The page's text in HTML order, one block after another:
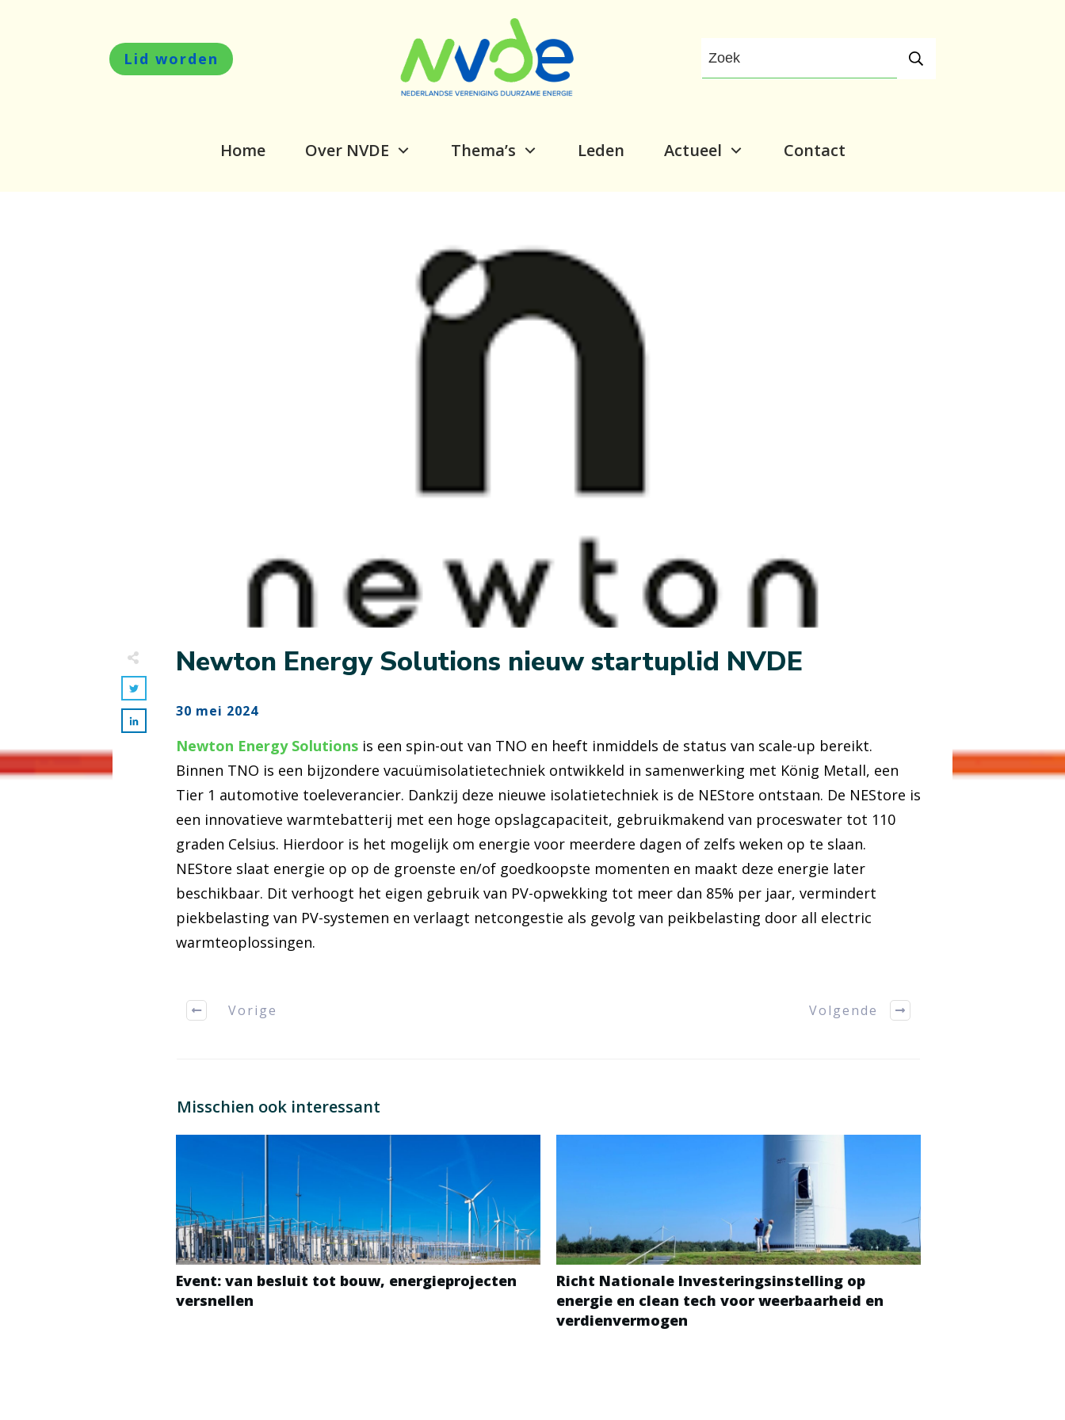
Lid worden
Home Over NVDE Thema’s Leden Actueel Contact
Newton Energy Solutions nieuw startuplid NVDE
30 mei 2024
Newton Energy Solutions is een spin-out van TNO en heeft inmiddels de status van scale-up bereikt.
Binnen TNO is een bijzondere vacuümisolatietechniek ontwikkeld in samenwerking met König Metall, een
Tier 1 automotive toeleverancier. Dankzij deze nieuwe isolatietechniek is de NEStore ontstaan. De NEStore is
een innovatieve warmtebatterij met een hoge opslagcapaciteit, gebruikmakend van proceswater tot 110
graden Celsius. Hierdoor is het mogelijk om energie voor meerdere dagen of zelfs weken op te slaan.
NEStore slaat energie op op de groenste en/of goedkoopste momenten en maakt deze energie later
beschikbaar. Dit verhoogt het eigen gebruik van PV-opwekking tot meer dan 85% per jaar, vermindert
piekbelasting van PV-systemen en verlaagt netcongestie als gevolg van peikbelasting door all electric
warmteoplossingen.
Vorige Volgende
Misschien ook interessant
Event: van besluit tot bouw, energieprojecten
versnellen
Richt Nationale Investeringsinstelling op
energie en clean tech voor weerbaarheid en
verdienvermogen